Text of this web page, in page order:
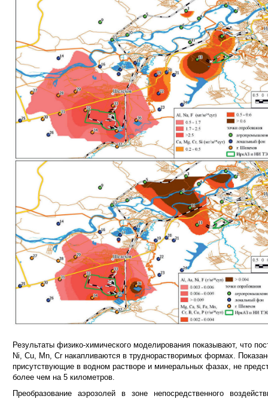
Результаты физико-химического моделирования показывают, что
Ni, Сu, Мn, Сr накапливаются в труднорастворимых формах.
присутствующие в водном растворе и минеральных фазах, не
более чем на 5 километров.
Преобразование аэрозолей в зоне непосредственного